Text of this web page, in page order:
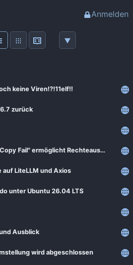
Anmelden
keine Viren!?!11elf!!
zurück
Linux-Schwachstelle "Copy Fail" ermöglicht Rechteausweitung
LiteLLM und Axios
unter Ubuntu 26.04 LTS
Ausblick
wird abgeschlossen